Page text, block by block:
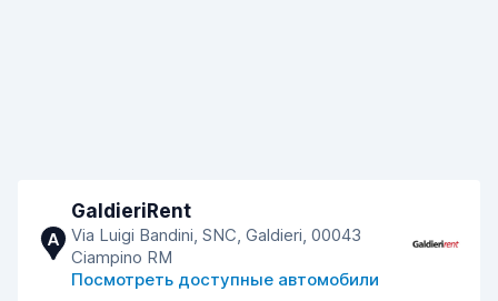
A
GaldieriRent
Via Luigi Bandini, SNC, Galdieri, 00043
Ciampino RM
Посмотреть доступные автомобили